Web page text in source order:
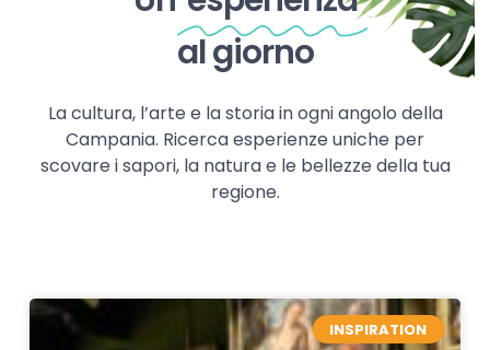
al giorno
La cultura, l’arte e la storia in ogni angolo della
Campania. Ricerca esperienze uniche per
scovare i sapori, la natura e le bellezze della tua
regione.
INSPIRATION